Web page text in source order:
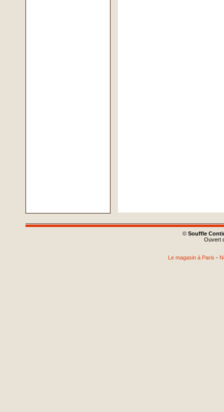
© Souffle
Ouvert
Le magasin à Paris -